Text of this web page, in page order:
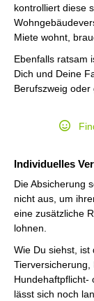
kontrolliert diese
Miete wohnt,
Ebenfalls ratsam
Dich und Deine
Berufszweig
Individuelles
Die Absicherung
nicht aus, um
eine zusätzliche
lohnen.
Wie Du siehst, ist
Tierversicherung,
Hundehaftpflicht-
lässt sich noch